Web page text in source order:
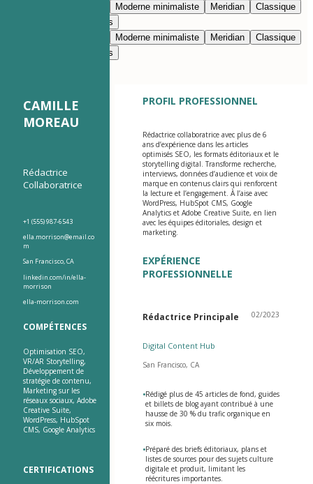
Moderne minimaliste Meridian
Classique
Nimbus
Moderne minimaliste Meridian
Classique
Nimbus
CAMILLE
MOREAU
Rédactrice
Collaboratrice
+1 (555) 987-6543
ella.morrison@email.co
m
San Francisco, CA
linkedin.com/in/ella-
morrison
ella-morrison.com
COMPÉTENCES
Optimisation SEO,
VR/AR Storytelling,
Développement de
stratégie de contenu,
Marketing sur les
réseaux sociaux, Adobe
Creative Suite,
WordPress, HubSpot
CMS, Google Analytics
CERTIFICATIONS
PROFIL PROFESSIONNEL
Rédactrice collaboratrice avec plus de 6
ans d’expérience dans les articles
optimisés SEO, les formats éditoriaux et le
storytelling digital. Transforme recherche,
interviews, données d’audience et voix de
marque en contenus clairs qui renforcent
la lecture et l’engagement. À l’aise avec
WordPress, HubSpot CMS, Google
Analytics et Adobe Creative Suite, en lien
avec les équipes éditoriales, design et
marketing.
EXPÉRIENCE
PROFESSIONNELLE
Rédactrice Principale 02/2023
Digital Content Hub
San Francisco, CA
•Rédigé plus de 45 articles de fond, guides
et billets de blog ayant contribué à une
hausse de 30 % du trafic organique en
six mois.
•Préparé des briefs éditoriaux, plans et
listes de sources pour des sujets culture
digitale et produit, limitant les
réécritures importantes.